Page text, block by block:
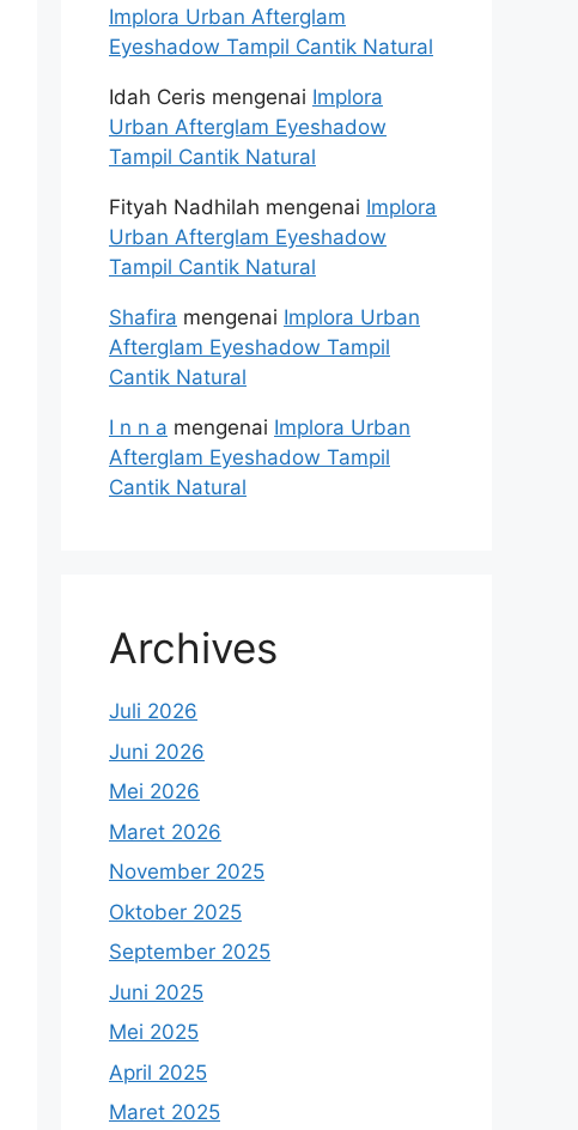
Implora Urban Afterglam
Eyeshadow Tampil Cantik Natural
Idah Ceris mengenai Implora
Urban Afterglam Eyeshadow
Tampil Cantik Natural
Fityah Nadhilah mengenai Implora
Urban Afterglam Eyeshadow
Tampil Cantik Natural
Shafira mengenai Implora Urban
Afterglam Eyeshadow Tampil
Cantik Natural
I n n a mengenai Implora Urban
Afterglam Eyeshadow Tampil
Cantik Natural
Archives
Juli 2026
Juni 2026
Mei 2026
Maret 2026
November 2025
Oktober 2025
September 2025
Juni 2025
Mei 2025
April 2025
Maret 2025